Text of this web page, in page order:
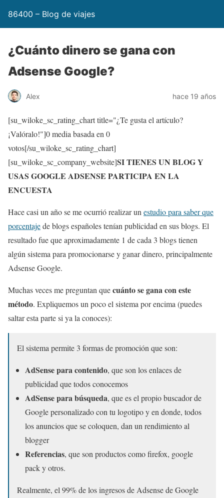
86400 – Blog de viajes
¿Cuánto dinero se gana con
Adsense Google?
Alex hace 19 años
[su_wiloke_sc_rating_chart title="¿Te gusta el artículo?
¡Valóralo!"]0media basada en 0
votos[/su_wiloke_sc_rating_chart]
[su_wiloke_sc_company_website]SI TIENES UN BLOG Y
USAS GOOGLE ADSENSE PARTICIPA EN LA
ENCUESTA
Hace casi un año se me ocurrió realizar un estudio para saber que
porcentajede blogs españoles tenían publicidad en sus blogs. El
resultado fue que aproximadamente 1 de cada 3 blogs tienen
algún sistema para promocionarse y ganar dinero, principalmente
Adsense Google.
Muchas veces me preguntan quecuánto se gana con este
método. Expliquemos un poco el sistema por encima (puedes
saltar esta parte si ya la conoces):
El sistema permite 3 formas de promoción que son:
AdSense para contenido, que son los enlaces de
publicidad que todos conocemos
AdSense para búsqueda, que es el propio buscador de
Google personalizado con tu logotipo y en donde, todos
los anuncios que se coloquen, dan un rendimiento al
blogger
Referencias, que son productos como firefox, google
pack y otros.
Realmente, el 99% de los ingresos de Adsense de Google